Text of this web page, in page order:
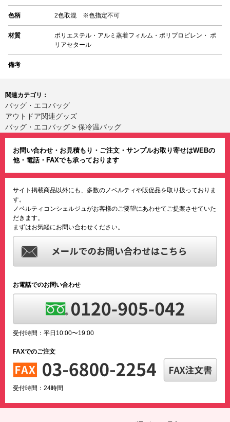
色柄 2色取混 ※色指定不可
材質
ポリエステル・アルミ蒸着フィルム・ポリプロピレン・ ポ
リアセタール
備考
関連カテゴリ：
バッグ・エコバッグ
アウトドア関連グッズ
バッグ・エコバッグ > 保冷温バッグ
お問い合わせ・お見積もり・ご注文・サンプルお取り寄せはWEBの
他・電話・FAXでも承っております
サイト掲載商品以外にも、多数のノベルティや販促品を取り扱っておりま
す。
ノベルティコンシェルジュがお客様のご要望にあわせてご提案させていた
だきます。
まずはお気軽にお問い合わせください。
お電話でのお問い合わせ
受付時間：平日10:00〜19:00
FAXでのご注文
受付時間：24時間